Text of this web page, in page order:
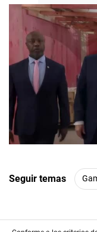
00:00 03:57
Seguir temas